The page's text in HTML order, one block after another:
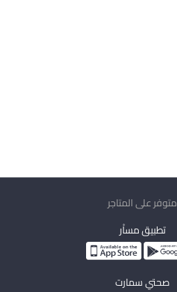
متوفر على المتاجر
تطبيق مساْر
صحتي سمارت